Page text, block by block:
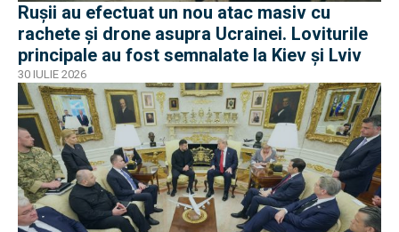
Rușii au efectuat un nou atac masiv cu
rachete și drone asupra Ucrainei. Loviturile
principale au fost semnalate la Kiev și Lviv
30 IULIE 2026